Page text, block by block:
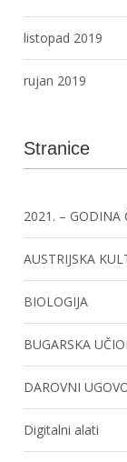
listopad 2019
rujan 2019
Stranice
2021. – GODINA
AUSTRIJSKA
BIOLOGIJA
BUGARSKA
DAROVNI
Digitalni alati